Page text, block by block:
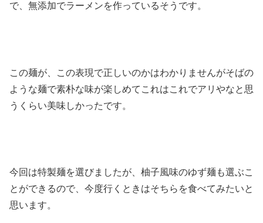
で、無添加でラーメンを作っているそうです。
この麺が、この表現で正しいのかはわかりませんがそばの
ような麺で素朴な味が楽しめてこれはこれでアリやなと思
うくらい美味しかったです。
今回は特製麺を選びましたが、柚子風味のゆず麺も選ぶこ
とができるので、今度行くときはそちらを食べてみたいと
思います。